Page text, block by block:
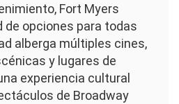
Fort Myers
de opciones para todas
alberga múltiples cines,
y lugares de
experiencia cultural
de Broadway